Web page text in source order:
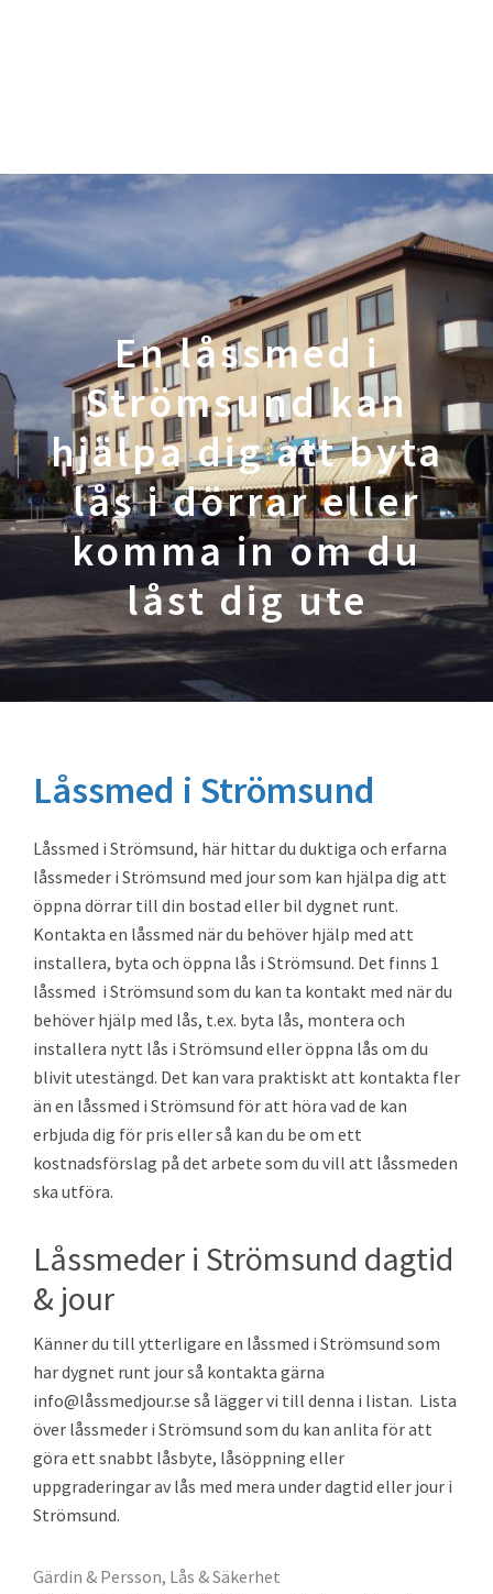
En låssmed i
Strömsund kan
hjälpa dig att byta
lås i dörrar eller
komma in om du
låst dig ute
Låssmed i Strömsund
Låssmed i Strömsund, här hittar du duktiga och erfarna
låssmeder i Strömsund med jour som kan hjälpa dig att
öppna dörrar till din bostad eller bil dygnet runt.
Kontakta en låssmed när du behöver hjälp med att
installera, byta och öppna lås i Strömsund. Det finns 1
låssmed i Strömsund som du kan ta kontakt med när du
behöver hjälp med lås, t.ex. byta lås, montera och
installera nytt lås i Strömsund eller öppna lås om du
blivit utestängd. Det kan vara praktiskt att kontakta fler
än en låssmed i Strömsund för att höra vad de kan
erbjuda dig för pris eller så kan du be om ett
kostnadsförslag på det arbete som du vill att låssmeden
ska utföra.
Låssmeder i Strömsund dagtid
& jour
Känner du till ytterligare en låssmed i Strömsund som
har dygnet runt jour så kontakta gärna
info@låssmedjour.se så lägger vi till denna i listan. Lista
över låssmeder i Strömsund som du kan anlita för att
göra ett snabbt låsbyte, låsöppning eller
uppgraderingar av lås med mera under dagtid eller jour i
Strömsund.
Gärdin & Persson, Lås & Säkerhet